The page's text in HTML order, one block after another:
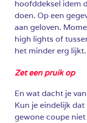
hoofddeksel idem
doen. Op een
aan geloven.
high lights of
het minder erg lijkt.
Zet een pruik op
En wat dacht je
Kun je eindelijk
gewone coupe